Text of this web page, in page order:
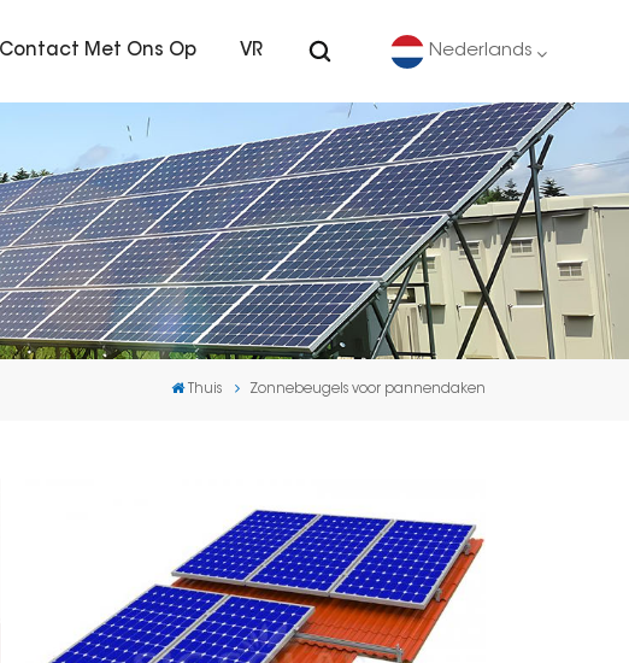
Contact Met Ons Op VR Nederlands
English
Deutsch
español
português
日本語
한국의
Thuis Zonnebeugels voor pannendaken